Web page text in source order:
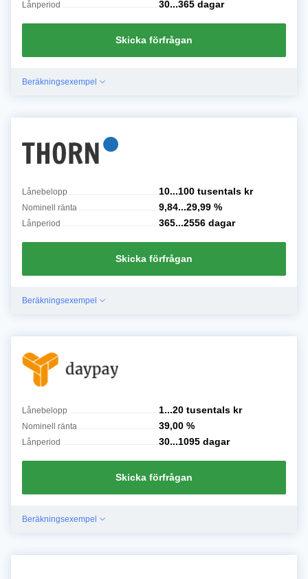
Lånperiod 30...365 dagar
Skicka förfrågan
Beräkningsexempel
Lånebelopp 10...100 tusentals kr
Nominell ränta 9,84...29,99 %
Lånperiod 365...2556 dagar
Skicka förfrågan
Beräkningsexempel
Lånebelopp 1...20 tusentals kr
Nominell ränta 39,00 %
Lånperiod 30...1095 dagar
Skicka förfrågan
Beräkningsexempel